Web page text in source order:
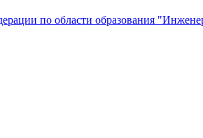
по области образования